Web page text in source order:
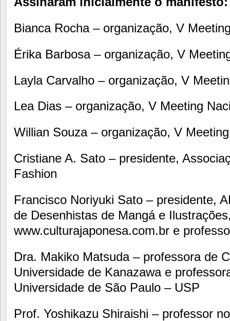
Bianca Rocha – organização, V
Érika Barbosa – organização, V
Layla Carvalho – organização, V
Lea Dias – organização, V Meeting
Willian Souza – organização, V
Cristiane A. Sato – presidente,
Fashion
Francisco Noriyuki Sato – presidente,
de Desenhistas de Mangá e
www.culturajaponesa.com.br e
Dra. Makiko Matsuda – professora de
Universidade de Kanazawa e
Universidade de São Paulo – USP
Prof. Yoshikazu Shiraishi – professor